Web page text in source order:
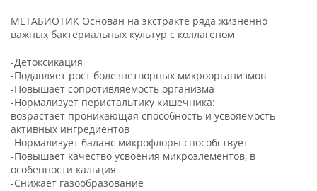
МЕТАБИОТИК Основан на экстракте ряда жизненно
важных бактериальных культур с коллагеном
-Детоксикация
-Подавляет рост болезнетворных микроорганизмов
-Повышает сопротивляемость организма
-Нормализует перистальтику кишечника:
возрастает проникающая способность и усвояемость
активных ингредиентов
-Нормализует баланс микрофлоры способствует
-Повышает качество усвоения микроэлементов, в
особенности кальция
-Снижает газообразование